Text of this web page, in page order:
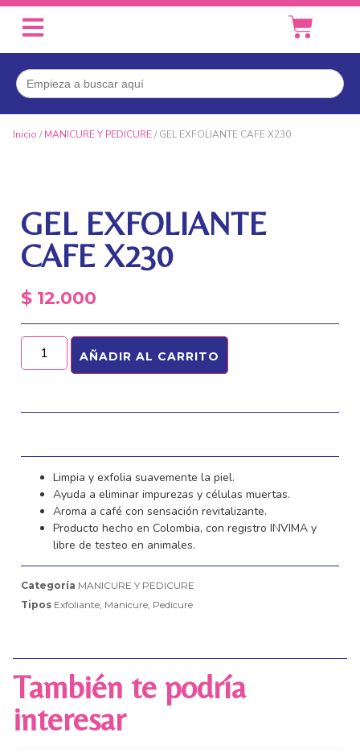
Buscar:
Inicio /MANICURE Y PEDICURE/ GEL EXFOLIANTE CAFE X230
GEL EXFOLIANTE
CAFE X230
$ 12.000
AÑADIR AL CARRITO
Limpia y exfolia suavemente la piel.
Ayuda a eliminar impurezas y células muertas.
Aroma a café con sensación revitalizante.
Producto hecho en Colombia, con registro INVIMA y
libre de testeo en animales.
Categoría MANICURE Y PEDICURE
Tipos Exfoliante, Manicure, Pedicure
También te podría
interesar